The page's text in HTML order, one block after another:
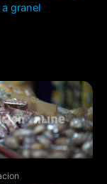
granel